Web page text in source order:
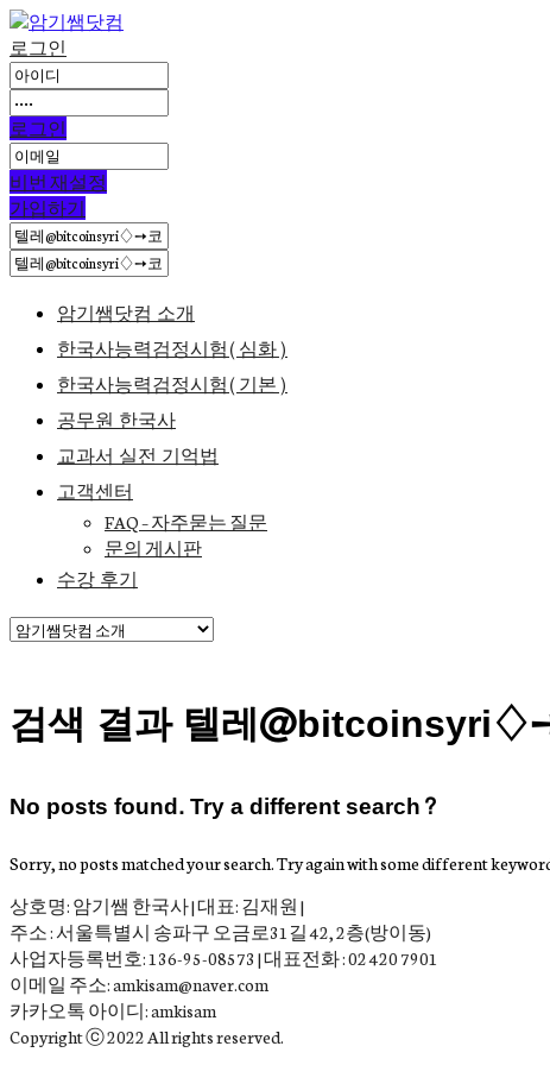
로그인
로그인
비번 재설정
가입하기
암기쌤닷컴 소개
한국사능력검정시험(심화)
한국사능력검정시험(기본)
공무원 한국사
교과서 실전 기억법
고객센터
FAQ – 자주묻는 질문
문의 게시판
수강 후기
검색 결과 텔레
No posts found. Try a different search?
Sorry, no posts matched your search. Try again with some different
상호명: 암기쌤 한국사 | 대표: 김재원 |
주소 : 서울특별시 송파구 오금로31길 42, 2층(방이동)
사업자등록번호: 136-95-08573 | 대표전화 : 02 420 7901
이메일 주소: amkisam@naver.com
카카오톡 아이디: amkisam
Copyright ⓒ 2022 All rights reserved.